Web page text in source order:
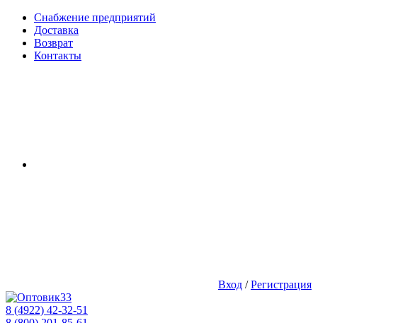
Снабжение предприятий
Доставка
Возврат
Контакты
Вход /Регистрация
8 (4922) 42-32-51